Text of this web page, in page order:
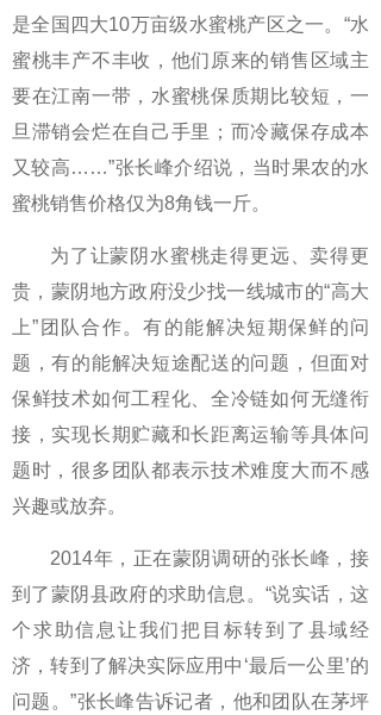
是全国四大10万亩级水蜜桃产区之一。“水
蜜桃丰产不丰收，他们原来的销售区域主
要在江南一带，水蜜桃保质期比较短，一
旦滞销会烂在自己手里；而冷藏保存成本
又较高……”张长峰介绍说，当时果农的水
蜜桃销售价格仅为8角钱一斤。
为了让蒙阴水蜜桃走得更远、卖得更
贵，蒙阴地方政府没少找一线城市的“高大
上”团队合作。有的能解决短期保鲜的问
题，有的能解决短途配送的问题，但面对
保鲜技术如何工程化、全冷链如何无缝衔
接，实现长期贮藏和长距离运输等具体问
题时，很多团队都表示技术难度大而不感
兴趣或放弃。
2014年，正在蒙阴调研的张长峰，接
到了蒙阴县政府的求助信息。“说实话，这
个求助信息让我们把目标转到了县域经
济，转到了解决实际应用中‘最后一公里’的
问题。”张长峰告诉记者，他和团队在茅坪